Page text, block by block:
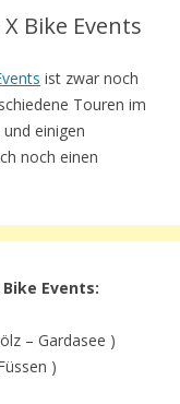
Bike Events
ist zwar noch
Touren im
einigen
noch einen
Events:
– Gardasee )
)